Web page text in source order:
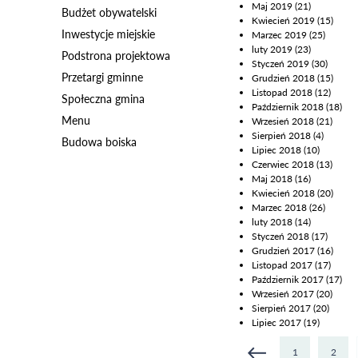
Budżet obywatelski
Inwestycje miejskie
Podstrona projektowa
Przetargi gminne
Społeczna gmina
Menu
Budowa boiska
Maj 2019 (21)
Kwiecień 2019 (15)
Marzec 2019 (25)
luty 2019 (23)
Styczeń 2019 (30)
Grudzień 2018 (15)
Listopad 2018 (12)
Październik 2018 (18)
Wrzesień 2018 (21)
Sierpień 2018 (4)
Lipiec 2018 (10)
Czerwiec 2018 (13)
Maj 2018 (16)
Kwiecień 2018 (20)
Marzec 2018 (26)
luty 2018 (14)
Styczeń 2018 (17)
Grudzień 2017 (16)
Listopad 2017 (17)
Październik 2017 (17)
Wrzesień 2017 (20)
Sierpień 2017 (20)
Lipiec 2017 (19)
1 2